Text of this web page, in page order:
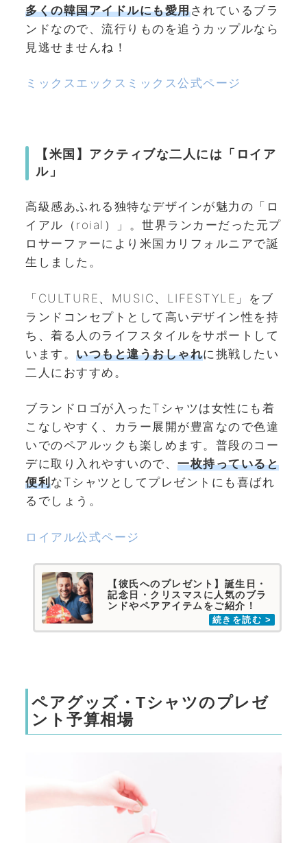
多くの韓国アイドルにも愛用されているブラ
ンドなので、流行りものを追うカップルなら
見逃せませんね！
ミックスエックスミックス公式ページ
【米国】アクティブな二人には「ロイア
ル」
高級感あふれる独特なデザインが魅力の「ロ
イアル（roial）」。世界ランカーだった元プ
ロサーファーにより米国カリフォルニアで誕
生しました。
「 CULTURE、MUSIC、LIFESTYLE 」をブ
ランドコンセプトとして高いデザイン性を持
ち、着る人のライフスタイルをサポートして
います。 いつもと違うおしゃれに挑戦したい
二人におすすめ。
ブランドロゴが入ったTシャツは女性にも着
こなしやすく、カラー展開が豊富なので色違
いでのペアルックも楽しめます。普段のコー
デに取り入れやすいので、 一枚持っていると
便利なTシャツとしてプレゼントにも喜ばれ
るでしょう。
ロイアル公式ページ
【彼氏へのプレゼント】誕生日・
記念日・クリスマスに人気のブラ
ンドやペアアイテムをご紹介！
ペアグッズ・Tシャツのプレゼ
ント予算相場